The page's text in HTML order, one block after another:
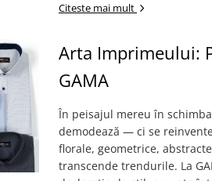
Citeste mai mult
Arta Imprimeului:
GAMA
În peisajul mereu în
demodează — ci se
florale, geometrice,
transcende trendurile. La